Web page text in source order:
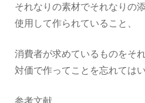
それなりの素材でそれなりの
使用して作られていること、
消費者が求めているものをそ
対価で作ってことを忘れては